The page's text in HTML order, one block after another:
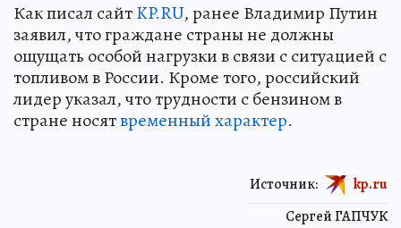
Как писал сайтKP.RU, ранее Владимир Путин
заявил, что граждане страны не должны
ощущать особой нагрузки в связи с ситуацией с
топливом в России. Кроме того, российский
лидер указал, что трудности с бензином в
стране носятвременный характер.
Сергей ГАПЧУК
Источник: kp.ru